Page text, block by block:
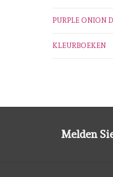
PURPLE ONION
KLEURBOEKEN
Melden